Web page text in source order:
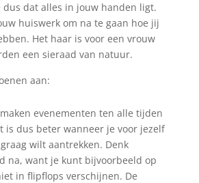
dus dat alles in jouw handen ligt.
huiswerk om na te gaan hoe jij
Het haar is voor een vrouw
een sieraad van natuur.
aan:
maken evenementen ten alle tijden
is dus beter wanneer je voor jezelf
wilt aantrekken. Denk
na, want je kunt bijvoorbeeld op
in flipflops verschijnen. De